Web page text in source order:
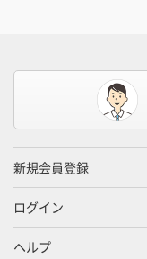
新規会員登録
ログイン
ヘルプ